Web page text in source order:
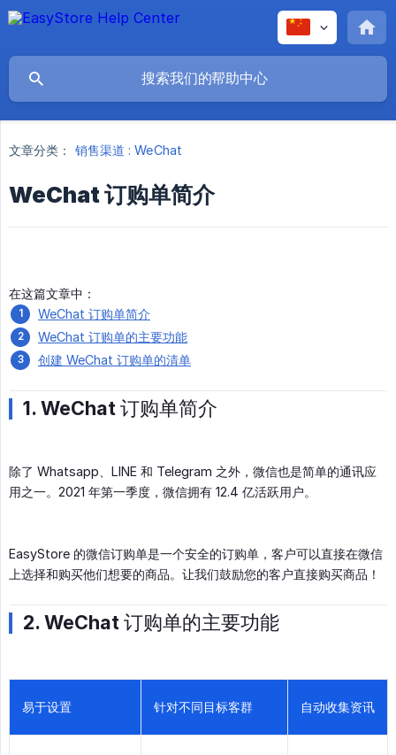
文章分类： 销售渠道 : WeChat
WeChat 订购单简介
在这篇文章中：
WeChat 订购单简介
WeChat 订购单的主要功能
创建 WeChat 订购单的清单
1. WeChat 订购单简介
除了 Whatsapp、LINE 和 Telegram 之外，微信也是简单的通讯应
用之一。2021 年第一季度，微信拥有 12.4 亿活跃用户。
EasyStore 的微信订购单是一个安全的订购单，客户可以直接在微信
上选择和购买他们想要的商品。让我们鼓励您的客户直接购买商品！
2. WeChat 订购单的主要功能
易于设置 针对不同目标客群 自动收集资讯